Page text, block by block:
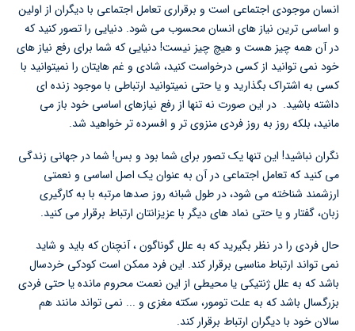
انسان موجودی اجتماعی است و برقراری تعامل اجتماعی با دیگران از اولین
و اساسی ترین نیاز های انسان محسوب می شود. دنیایی را تصور کنید که
در آن همه چیز هست و هیچ چیز نیست! دنیایی که شما برای رفع نیاز های
خود نمی توانید از کسی درخواست کنید، شادی و غم هایتان را نمیتوانید با
کسی به اشتراک بگذارید و یا حتی نمیتوانید ارتباطی با موجود زنده ای
داشته باشید. در این صورت نه تنها از رفع نیازهای اساسی خود باز می
مانید، بلکه روز به روز فردی منزوی تر و افسرده تر خواهید شد.
نگران نباشید! این تنها یک تصور برای شما بود و بس! شما در جهانی زندگی
می کنید که تعامل اجتماعی در آن به عنوان یک اصل اساسی و نعمتی
ارزشمند شناخته می شود، در طول شبانه روز صدها مرتبه با به کارگیری
زبان، گفتار و یا حتی نماد های دیگر با عزیزانتان ارتباط برقرار می کنید.
حال فردی را در نظر بگیرید که به علل گوناگون ، آنچنان که باید و شاید
نمی تواند ارتباط مناسبی برقرار کند. این فرد ممکن است کودکی خردسال
باشد که به علل ژنتیکی یا محیطی از این نعمت محروم مانده یا حتی فردی
بزرگسال باشد که به علت تومور، سکته مغزی و ... نمی تواند مانند هم
سالان خود با دیگران ارتباط برقرار کند.